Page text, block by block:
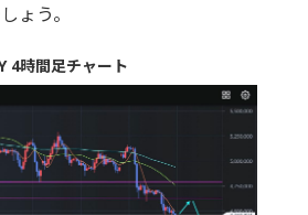
ょう。
4時間足チャート